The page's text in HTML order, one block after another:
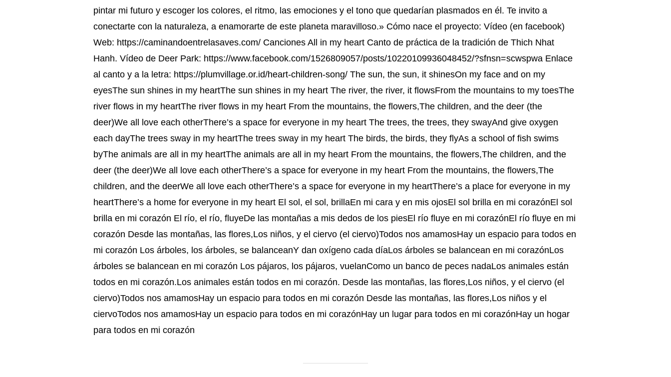
pintar mi futuro y escoger los colores, el ritmo, las emociones y el tono que quedarían plasmados en él. Te invito a
conectarte con la naturaleza, a enamorarte de este planeta maravilloso.» Cómo nace el proyecto: Vídeo (en facebook)
Web: https://caminandoentrelasaves.com/ Canciones All in my heart Canto de práctica de la tradición de Thich Nhat
Hanh. Vídeo de Deer Park: https://www.facebook.com/1526809057/posts/10220109936048452/?sfnsn=scwspwa Enlace
al canto y a la letra: https://plumvillage.or.id/heart-children-song/ The sun, the sun, it shinesOn my face and on my
eyesThe sun shines in my heartThe sun shines in my heart The river, the river, it flowsFrom the mountains to my toesThe
river flows in my heartThe river flows in my heart From the mountains, the flowers,The children, and the deer (the
deer)We all love each otherThere’s a space for everyone in my heart The trees, the trees, they swayAnd give oxygen
each dayThe trees sway in my heartThe trees sway in my heart The birds, the birds, they flyAs a school of fish swims
byThe animals are all in my heartThe animals are all in my heart From the mountains, the flowers,The children, and the
deer (the deer)We all love each otherThere’s a space for everyone in my heart From the mountains, the flowers,The
children, and the deerWe all love each otherThere’s a space for everyone in my heartThere’s a place for everyone in my
heartThere’s a home for everyone in my heart El sol, el sol, brillaEn mi cara y en mis ojosEl sol brilla en mi corazónEl sol
brilla en mi corazón El río, el río, fluyeDe las montañas a mis dedos de los piesEl río fluye en mi corazónEl río fluye en mi
corazón Desde las montañas, las flores,Los niños, y el ciervo (el ciervo)Todos nos amamosHay un espacio para todos en
mi corazón Los árboles, los árboles, se balanceanY dan oxígeno cada díaLos árboles se balancean en mi corazónLos
árboles se balancean en mi corazón Los pájaros, los pájaros, vuelanComo un banco de peces nadaLos animales están
todos en mi corazón.Los animales están todos en mi corazón. Desde las montañas, las flores,Los niños, y el ciervo (el
ciervo)Todos nos amamosHay un espacio para todos en mi corazón Desde las montañas, las flores,Los niños y el
ciervoTodos nos amamosHay un espacio para todos en mi corazónHay un lugar para todos en mi corazónHay un hogar
para todos en mi corazón